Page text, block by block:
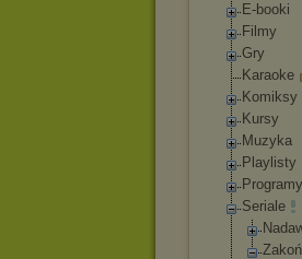
E-booki
Filmy
Gry
Karaoke
Komiksy
Kursy
Muzyka
Playlisty
Programy
Seriale